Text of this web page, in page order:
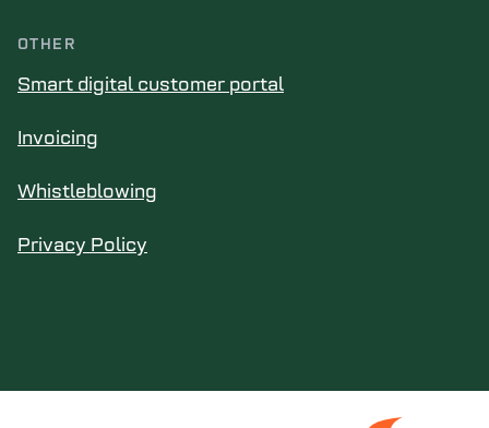
OTHER
Smart digital customer portal
Invoicing
Whistleblowing
Privacy Policy